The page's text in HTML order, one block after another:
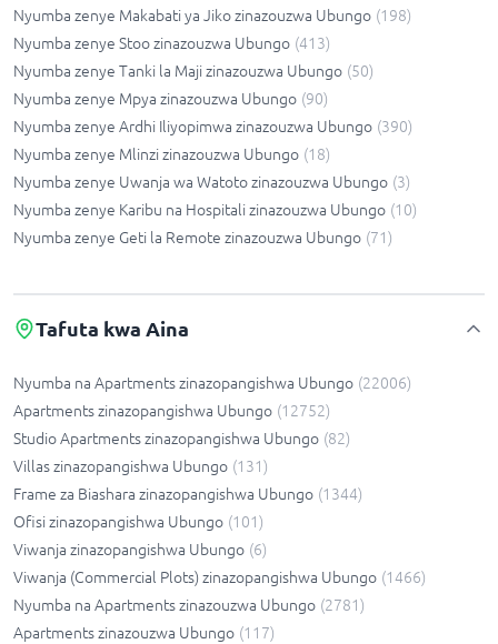
Nyumba zenye Makabati ya Jiko zinazouzwa Ubungo (198)
Nyumba zenye Stoo zinazouzwa Ubungo (413)
Nyumba zenye Tanki la Maji zinazouzwa Ubungo (50)
Nyumba zenye Mpya zinazouzwa Ubungo (90)
Nyumba zenye Ardhi Iliyopimwa zinazouzwa Ubungo (390)
Nyumba zenye Mlinzi zinazouzwa Ubungo (18)
Nyumba zenye Uwanja wa Watoto zinazouzwa Ubungo (3)
Nyumba zenye Karibu na Hospitali zinazouzwa Ubungo (10)
Nyumba zenye Geti la Remote zinazouzwa Ubungo (71)
Tafuta kwa Aina
Nyumba na Apartments zinazopangishwa Ubungo (22006)
Apartments zinazopangishwa Ubungo (12752)
Studio Apartments zinazopangishwa Ubungo (82)
Villas zinazopangishwa Ubungo (131)
Frame za Biashara zinazopangishwa Ubungo (1344)
Ofisi zinazopangishwa Ubungo (101)
Viwanja zinazopangishwa Ubungo (6)
Viwanja (Commercial Plots) zinazopangishwa Ubungo (1466)
Nyumba na Apartments zinazouzwa Ubungo (2781)
Apartments zinazouzwa Ubungo (117)